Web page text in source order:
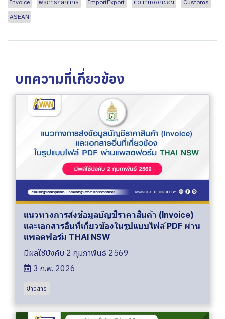
Invoice
พิธีการศุลกากร ImportExport ตัวแทนออกของ
Customs
ASEAN
บทความที่เกี่ยวข้อง
แนวทางการส่งข้อมูลบัญชีราคาสินค้า (Invoice)
และเอกสารอื่นที่เกี่ยวข้องในรูปแบบไฟล์ PDF ผ่าน
แพลตฟอร์ม THAI NSW
มีผลใช้บังคับ 2 กุมภาพันธ์ 2569
3 ก.พ. 2026
ข่าวสาร